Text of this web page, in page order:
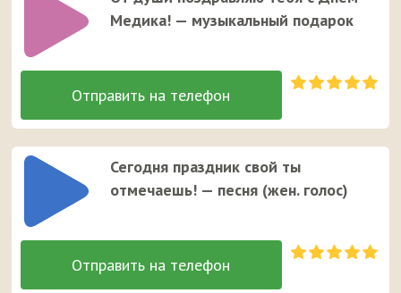
Медика! — музыкальный подарок
Сегодня праздник свой ты
отмечаешь! — песня (жен. голос)